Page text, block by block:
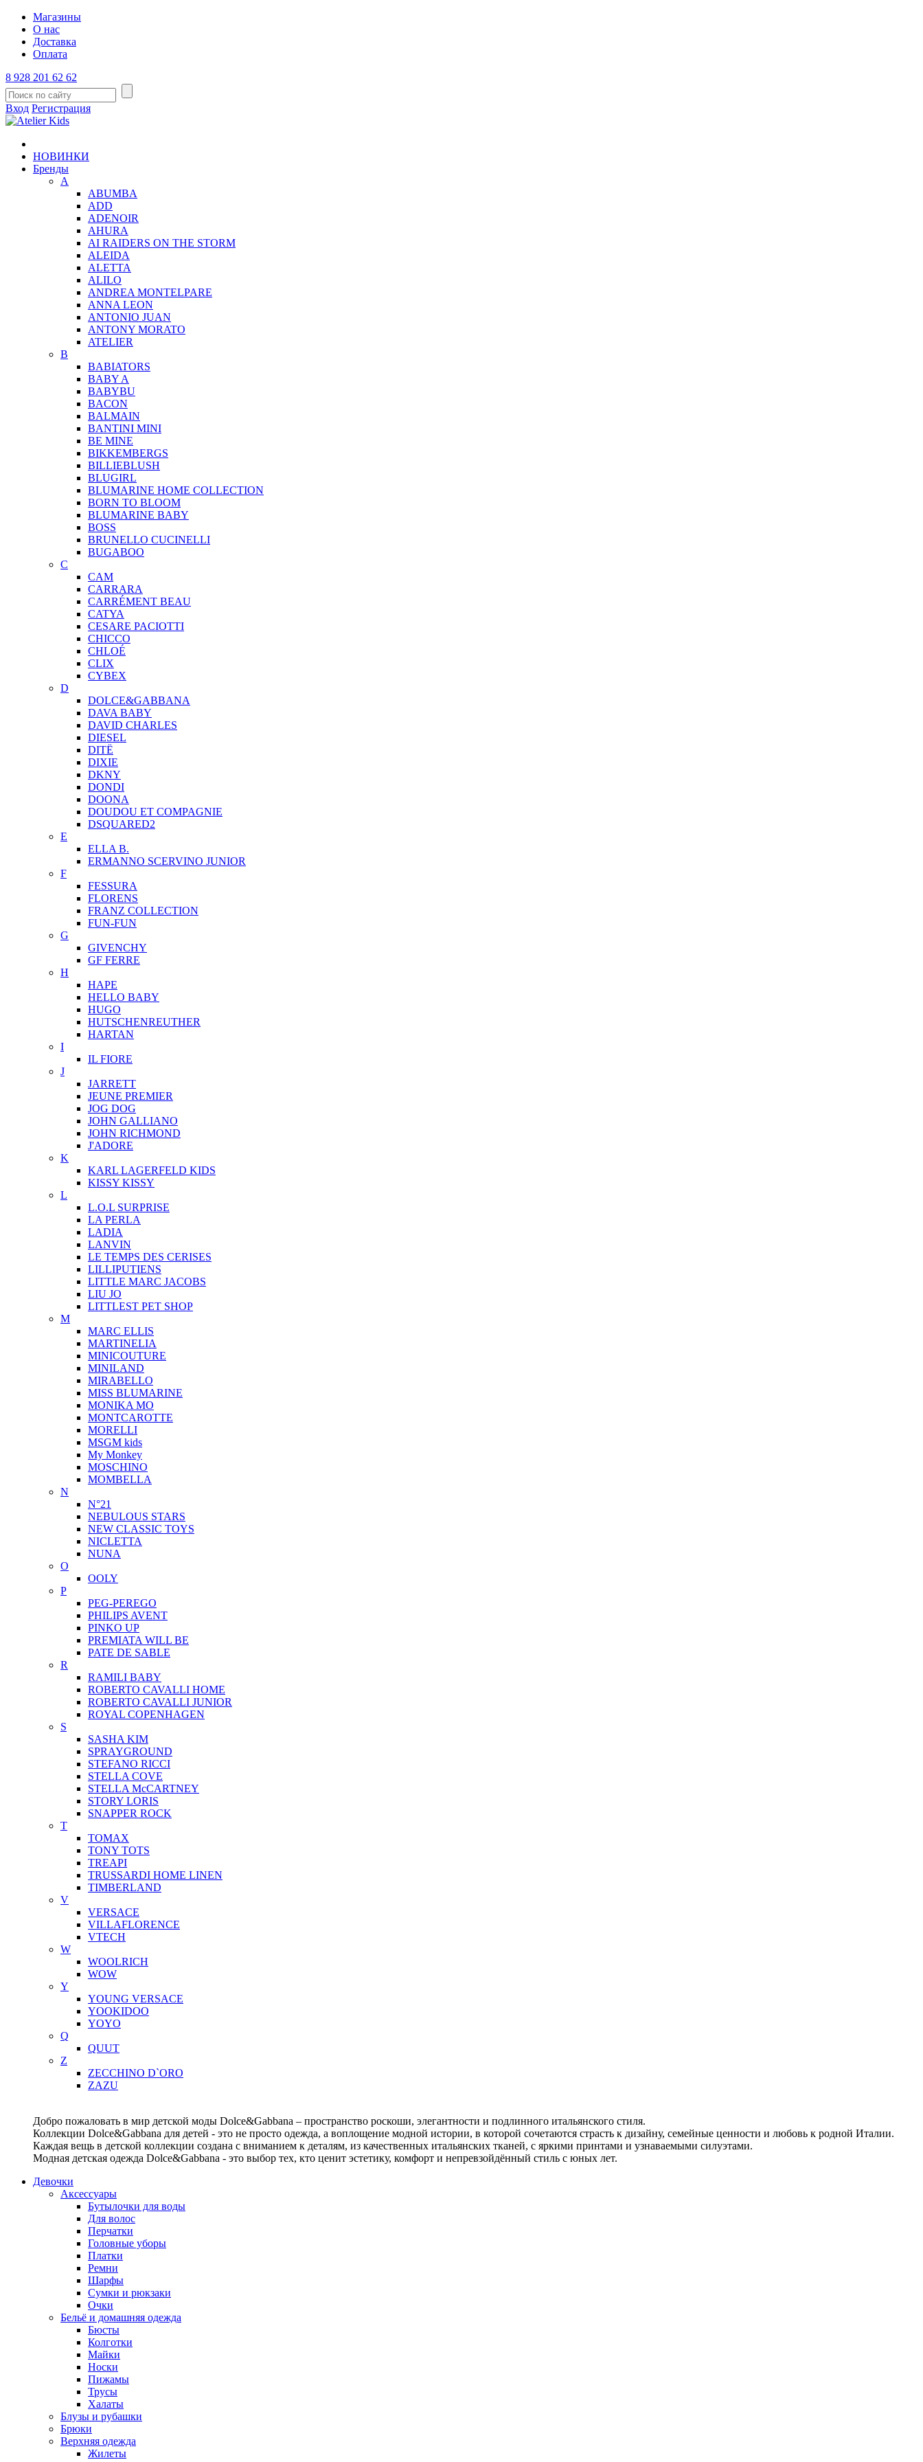
Магазины
О нас
Доставка
Оплата
8 928 201 62 62
Вход Регистрация
НОВИНКИ
Бренды
A
ABUMBA
ADD
ADENOIR
AHURA
AI RAIDERS ON THE STORM
ALEIDA
ALETTA
ALILO
ANDREA MONTELPARE
ANNA LEON
ANTONIO JUAN
ANTONY MORATO
ATELIER
B
BABIATORS
BABY A
BABYBU
BACON
BALMAIN
BANTINI MINI
BE MINE
BIKKEMBERGS
BILLIEBLUSH
BLUGIRL
BLUMARINE HOME COLLECTION
BORN TO BLOOM
BLUMARINE BABY
BOSS
BRUNELLO CUCINELLI
BUGABOO
C
CAM
CARRARA
CARRÉMENT BEAU
CATYA
CESARE PACIOTTI
CHICCO
CHLOÉ
CLIX
CYBEX
D
DOLCE&GABBANA
DAVA BABY
DAVID CHARLES
DIESEL
DITЁ
DIXIE
DKNY
DONDI
DOONA
DOUDOU ET COMPAGNIE
DSQUARED2
E
ELLA B.
ERMANNO SCERVINO JUNIOR
F
FESSURA
FLORENS
FRANZ COLLECTION
FUN-FUN
G
GIVENCHY
GF FERRE
H
HAPE
HELLO BABY
HUGO
HUTSCHENREUTHER
HARTAN
I
IL FIORE
J
JARRETT
JEUNE PREMIER
JOG DOG
JOHN GALLIANO
JOHN RICHMOND
J'ADORE
K
KARL LAGERFELD KIDS
KISSY KISSY
L
L.O.L SURPRISE
LA PERLA
LADIA
LANVIN
LE TEMPS DES CERISES
LILLIPUTIENS
LITTLE MARC JACOBS
LIU JO
LITTLEST PET SHOP
M
MARC ELLIS
MARTINELIA
MINICOUTURE
MINILAND
MIRABELLO
MISS BLUMARINE
MONIKA MO
MONTCAROTTE
MORELLI
MSGM kids
My Monkey
MOSCHINO
MOMBELLA
N
N°21
NEBULOUS STARS
NEW CLASSIC TOYS
NICLETTA
NUNA
O
OOLY
P
PEG-PEREGO
PHILIPS AVENT
PINKO UP
PREMIATA WILL BE
PATE DE SABLE
R
RAMILI BABY
ROBERTO CAVALLI HOME
ROBERTO CAVALLI JUNIOR
ROYAL COPENHAGEN
S
SASHA KIM
SPRAYGROUND
STEFANO RICCI
STELLA COVE
STELLA McCARTNEY
STORY LORIS
SNAPPER ROCK
T
TOMAX
TONY TOTS
TREAPI
TRUSSARDI HOME LINEN
TIMBERLAND
V
VERSACE
VILLAFLORENCE
VTECH
W
WOOLRICH
WOW
Y
YOUNG VERSACE
YOOKIDOO
YOYO
Q
QUUT
Z
ZECCHINO D`ORO
ZAZU
Добро пожаловать в мир детской моды Dolce&Gabbana – пространство роскоши, элегантности и подлинного итальянского стиля.
Коллекции Dolce&Gabbana для детей - это не просто одежда, а воплощение модной истории, в которой сочетаются страсть к дизайну, семейные ценности и любовь к родной Италии.
Каждая вещь в детской коллекции создана с вниманием к деталям, из качественных итальянских тканей, с яркими принтами и узнаваемыми силуэтами.
Модная детская одежда Dolce&Gabbana - это выбор тех, кто ценит эстетику, комфорт и непревзойдённый стиль с юных лет.
Девочки
Аксессуары
Бутылочки для воды
Для волос
Перчатки
Головные уборы
Платки
Ремни
Шарфы
Сумки и рюкзаки
Очки
Бельё и домашняя одежда
Бюсты
Колготки
Майки
Носки
Пижамы
Трусы
Халаты
Блузы и рубашки
Брюки
Верхняя одежда
Жилеты